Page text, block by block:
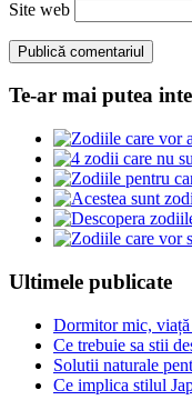
Site web
Te-ar mai putea
Ultimele publicate
Dormitor mic, viață
Ce trebuie sa stii
Solutii naturale
Ce implica stilul